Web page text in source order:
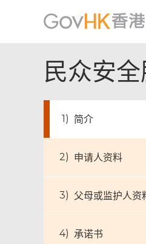
民众安
简介
申请人资料
父母或监护人资
承诺书